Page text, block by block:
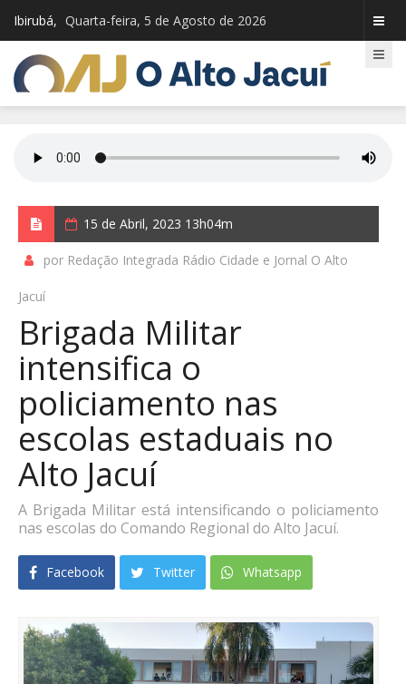
Ibirubá, Quarta-feira, 5 de Agosto de 2026
15 de Abril, 2023 13h04m
por Redação Integrada Rádio Cidade e Jornal O Alto
Jacuí
Brigada Militar
intensifica o
policiamento nas
escolas estaduais no
Alto Jacuí
A Brigada Militar está intensificando o policiamento
nas escolas do Comando Regional do Alto Jacuí.
Facebook Twitter Whatsapp